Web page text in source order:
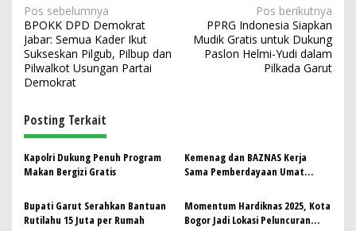
N
a
v
i
a
s
i
o
Pos sebelumnya
BPOKK DPD Demokrat
Jabar: Semua Kader Ikut
Sukseskan Pilgub, Pilbup dan
Pilwalkot Usungan Partai
Demokrat
Pos berikutnya
PPRG Indonesia Siapkan
Mudik Gratis untuk Dukung
Paslon Helmi-Yudi dalam
Pilkada Garut
Posting Terkait
Kapolri Dukung Penuh Program
Makan Bergizi Gratis
Kemenag dan BAZNAS Kerja
Sama Pemberdayaan Umat
Bupati Garut Serahkan Bantuan
Rutilahu 15 Juta per Rumah
Momentum Hardiknas 2025, Kota
Bogor Jadi Lokasi Peluncuran